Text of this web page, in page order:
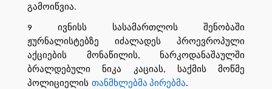
გამოიწვია.
9 ივნისს სასამართლოს შენობაში
ჟურნალისტებზე იძალადეს პროევროპული
აქციების მონაწილის, ნარკოდანაშაულში
ბრალდებული ნიკა კაციას, საქმის მოწმე
პოლიციელის თანმხლებმა პირებმა.